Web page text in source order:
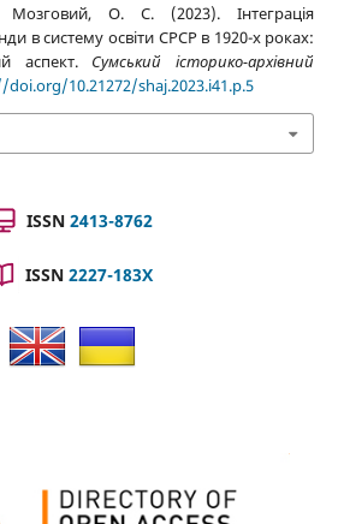
О. С. (2023). Інтеграція
в систему освіти СРСР в 1920-х роках:
аспект. Сумський історико-архівний
10.21272/shaj.2023.i41.p.5
ISSN 2413-8762
ISSN 2227-183X